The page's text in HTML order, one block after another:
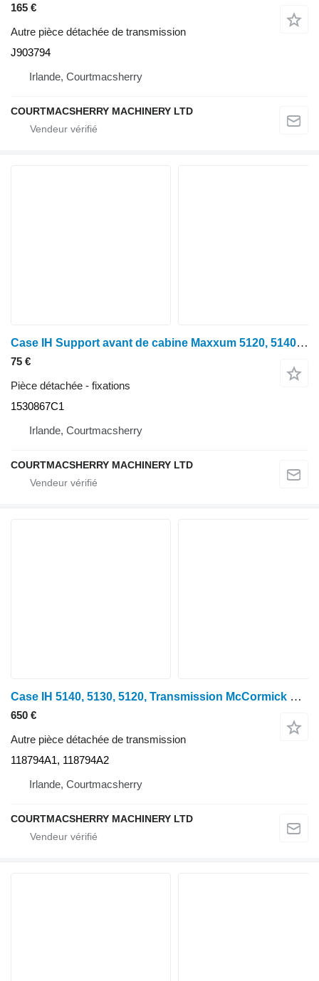
165 €
Autre pièce détachée de transmission
J903794
Irlande, Courtmacsherry
COURTMACSHERRY MACHINERY LTD
Case IH Support avant de cabine Maxxum 5120, 5140, 5130, 5240 1530867c1, 12020 1530867C1 pour tracteur à roues 5120
75 €
Pièce détachée - fixations
1530867C1
Irlande, Courtmacsherry
COURTMACSHERRY MACHINERY LTD
Case IH 5140, 5130, 5120, Transmission McCormick Mc135 à double engrenage 11879 118794A1 pour tracteur à roues
650 €
Autre pièce détachée de transmission
118794A1, 118794A2
Irlande, Courtmacsherry
COURTMACSHERRY MACHINERY LTD